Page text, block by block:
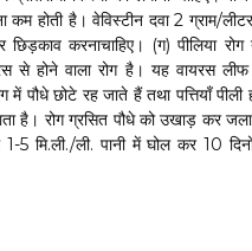
कम होती है। वेविस्टीन दवा 2 ग्राम/
करनाचाहिए। (ग) पीलिया रोग
से होने वाला रोग है। यह वायरस लीफ
में पौधे छोटे रह जाते हैं तथा पत्तियाँ
है। रोग ग्रसित पौधे को उखाड़ कर जला
1-5 मि.ली./ली. पानी में घोल कर 10